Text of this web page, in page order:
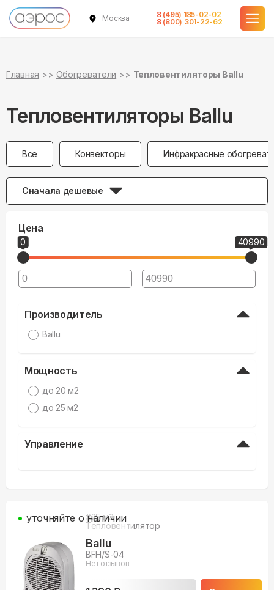
Москва
8 (495) 185-02-02
8 (800) 301-22-62
Главная Обогреватели Тепловентиляторы Ballu
Тепловентиляторы Ballu
Все Конвекторы Инфракрасные
Сначала дешевые
Цена
0 40990
Производитель
Ballu
Мощность
до 20 м2
до 25 м2
Управление
#25м3
Тепловентилятор
Ballu
BFH/S-04
Нет отзывов
уточняйте о наличии